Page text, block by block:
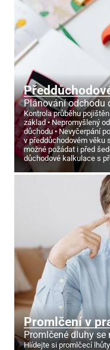
Plánování odchodu
Kontrola průběhu
základ
Nepromyšlený
důchodu
Nevyčerpání
v předdůchodovém věku
možné požádat i před
důchodové kalkulace s
Promlčení v
Promlčené dluhy se
Hlídejte si promlčecí lhůty